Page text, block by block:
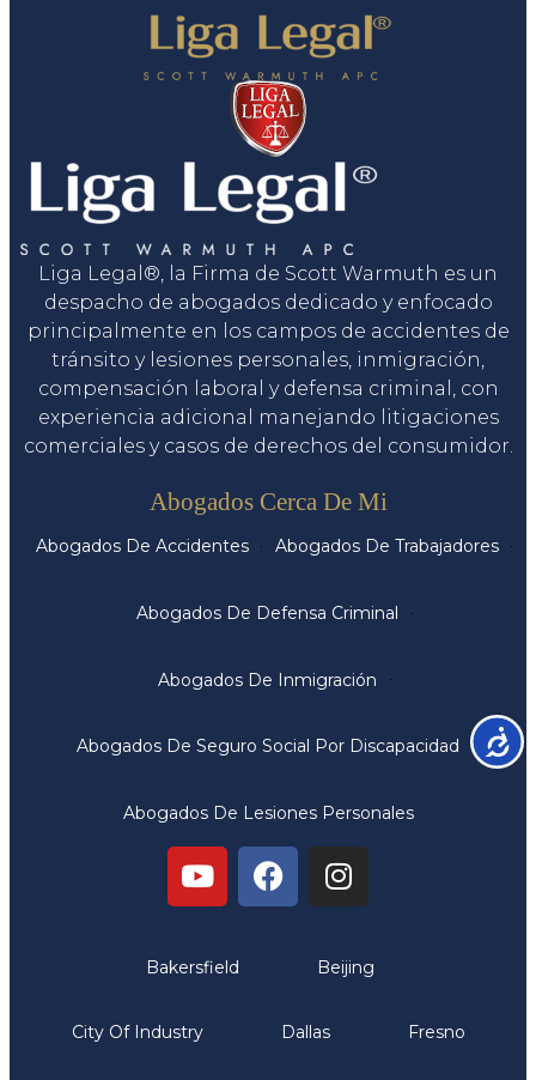
Liga Legal®, la Firma de Scott Warmuth es un
despacho de abogados dedicado y enfocado
principalmente en los campos de accidentes de
tránsito y lesiones personales, inmigración,
compensación laboral y defensa criminal, con
experiencia adicional manejando litigaciones
comerciales y casos de derechos del consumidor.
Abogados Cerca De Mi
Abogados De Accidentes Abogados De Trabajadores
Abogados De Defensa Criminal
Abogados De Inmigración
Abogados De Seguro Social Por Discapacidad
Abogados De Lesiones Personales
Bakersfield Beijing
City Of Industry Dallas Fresno